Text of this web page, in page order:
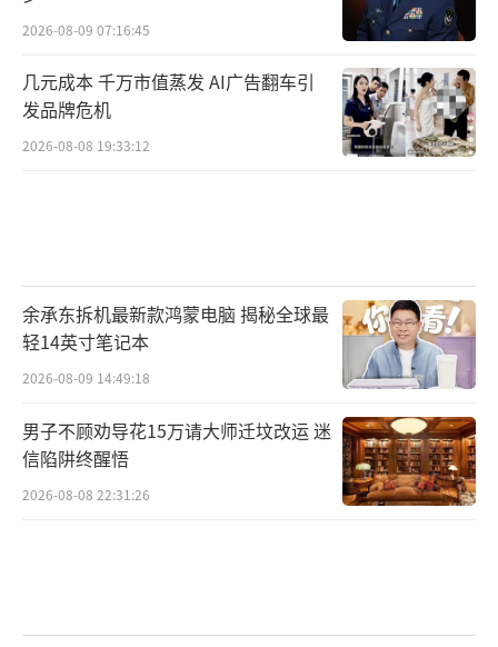
2026-08-09 07:16:45
几元成本 千万市值蒸发 AI广告翻车引
发品牌危机
2026-08-08 19:33:12
余承东拆机最新款鸿蒙电脑 揭秘全球最
轻14英寸笔记本
2026-08-09 14:49:18
男子不顾劝导花15万请大师迁坟改运 迷
信陷阱终醒悟
2026-08-08 22:31:26